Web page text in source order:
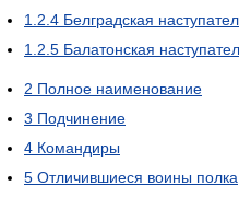
1.2.4 Белградская
1.2.5 Балатонская
2 Полное наименование
3 Подчинение
4 Командиры
5 Отличившиеся воины полка